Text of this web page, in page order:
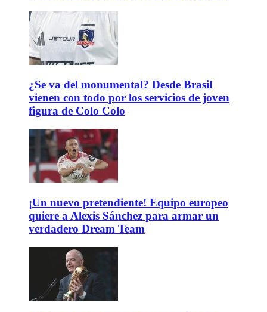
¿Se va del monumental? Desde Brasil
vienen con todo por los servicios de joven
figura de Colo Colo
¡Un nuevo pretendiente! Equipo europeo
quiere a Alexis Sánchez para armar un
verdadero Dream Team